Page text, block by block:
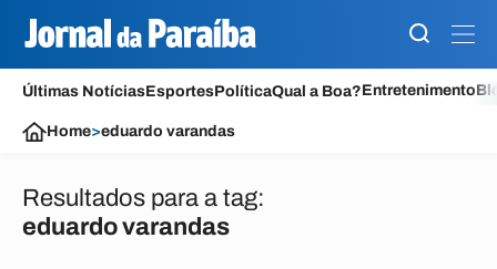
Últimas NotíciasEsportesPolíticaQual a Boa?Entretenimento
Home>eduardo varandas
Resultados para a tag:
eduardo varandas